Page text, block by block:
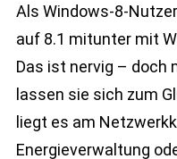
Als Windows-8-
auf 8.1 mitunter mit
Das ist nervig – doch
lassen sie sich zum
liegt es am
Energieverwaltung